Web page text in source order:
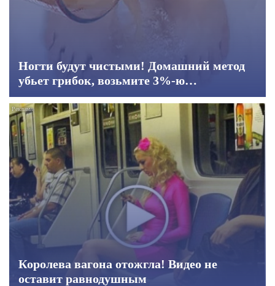
Ногти будут чистыми! Домашний метод
убьет грибок, возьмите 3%-ю…
Королева вагона отожгла! Видео не
оставит равнодушным